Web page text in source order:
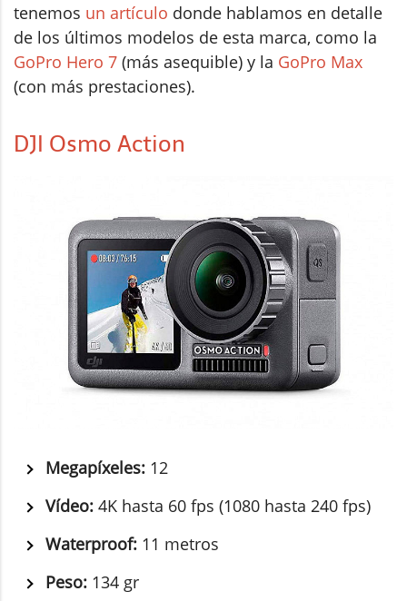
tenemos un artículo donde hablamos en detalle
de los últimos modelos de esta marca, como la
GoPro Hero 7 (más asequible) y la GoPro Max
(con más prestaciones).
DJI Osmo Action
Megapíxeles: 12
Vídeo: 4K hasta 60 fps (1080 hasta 240 fps)
Waterproof: 11 metros
Peso: 134 gr